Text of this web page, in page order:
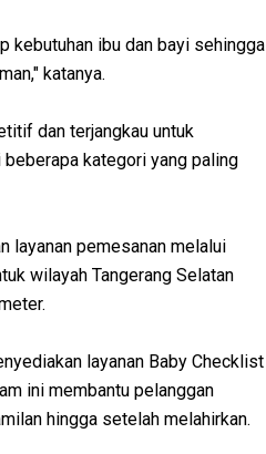
kebutuhan ibu dan bayi sehingga
katanya.
dan terjangkau untuk
beberapa kategori yang paling
layanan pemesanan melalui
wilayah Tangerang Selatan
layanan Baby Checklist
ini membantu pelanggan
hingga setelah melahirkan.